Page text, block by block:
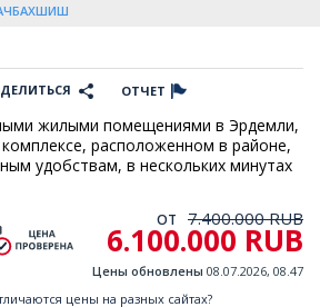
ОТЧЕТ
жилыми помещениями в Эрдемли,
расположенном в районе,
удобствам, в нескольких минутах
ОТ 7.400.000 RUB
6.100.000 RUB
Цены обновлены 08.07.2026, 08.47
цены на разных сайтах?